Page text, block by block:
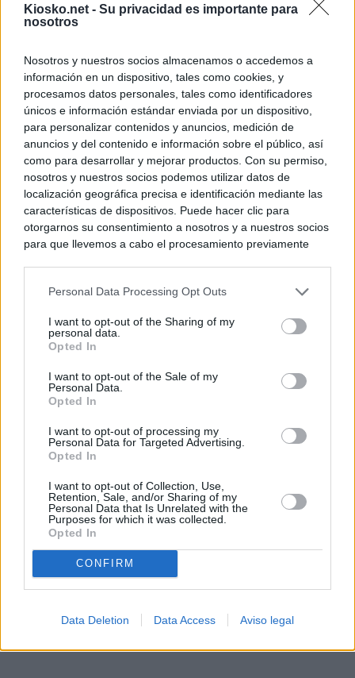
Kiosko.net - Su privacidad es importante para
nosotros
Nosotros y nuestros socios almacenamos o accedemos a
información en un dispositivo, tales como cookies, y
procesamos datos personales, tales como identificadores
únicos e información estándar enviada por un dispositivo,
para personalizar contenidos y anuncios, medición de
anuncios y del contenido e información sobre el público, así
como para desarrollar y mejorar productos. Con su permiso,
nosotros y nuestros socios podemos utilizar datos de
localización geográfica precisa e identificación mediante las
características de dispositivos. Puede hacer clic para
otorgarnos su consentimiento a nosotros y a nuestros socios
para que llevemos a cabo el procesamiento previamente
negar su consentimiento. Tenga en cuenta que algún
de su consentimiento, pero usted tiene el derecho de
rechazar tal procesamiento. Sus preferencias se aplicarán
cualquier momento entrando de nuevo en este sitio web o
visitando nuestra política de privacidad.
Personal Data Processing Opt Outs
I want to opt-out of the Sharing of my
personal data.
Opted In
I want to opt-out of the Sale of my
Personal Data.
Opted In
I want to opt-out of processing my
Personal Data for Targeted Advertising.
Opted In
I want to opt-out of Collection, Use,
Retention, Sale, and/or Sharing of my
Personal Data that Is Unrelated with the
Purposes for which it was collected.
Opted In
CONFIRM
Data Deletion Data Access Aviso legal